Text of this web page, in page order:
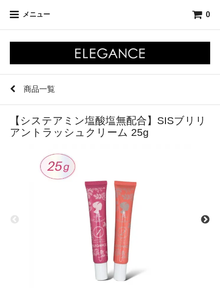
メニュー 0
商品一覧
【システアミン塩酸塩無配合】SISブリリ
アントラッシュクリーム 25g